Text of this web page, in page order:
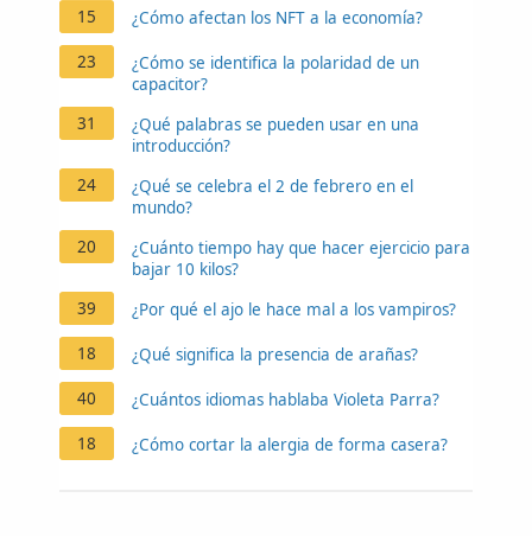
15 ¿Cómo afectan los NFT a la economía?
23
¿Cómo se identifica la polaridad de un
capacitor?
31
¿Qué palabras se pueden usar en una
introducción?
24
¿Qué se celebra el 2 de febrero en el
mundo?
20
¿Cuánto tiempo hay que hacer ejercicio para
bajar 10 kilos?
39
¿Por qué el ajo le hace mal a los vampiros?
18 ¿Qué significa la presencia de arañas?
40 ¿Cuántos idiomas hablaba Violeta Parra?
18 ¿Cómo cortar la alergia de forma casera?